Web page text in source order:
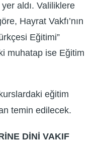
aldı. Valiliklere
Hayrat Vakfı’nın
Eğitimi”
muhatap ise Eğitim
eğitim
temin edilecek.
DİNİ VAKIF